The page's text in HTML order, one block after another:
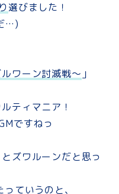
選びました！
…)
ワーン討滅戦～ 」
ティマニア！
ですねっ
ズワルーンだと思っ
ていうのと、